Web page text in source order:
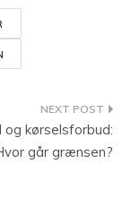
og kørselsforbud:
går grænsen?